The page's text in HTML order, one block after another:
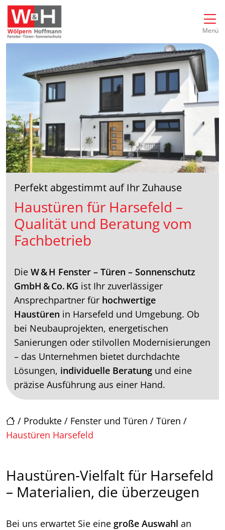
zur Top-Navigation
zur Hauptnavigation
Inhalt springen
zum Footer
Hauptnavigation
Menü
/ Produkte / Fenster und Türen / Türen /
Haustüren Harsefeld
Perfekt abgestimmt auf Ihr Zuhause
Haustüren für Harsefeld –
Qualität und Beratung vom
Fachbetrieb
Die W & H Fenster – Türen – Sonnenschutz
GmbH & Co. KG ist Ihr zuverlässiger
Ansprechpartner für hochwertige
Haustüren in Harsefeld und Umgebung. Ob
bei Neubauprojekten, energetischen
Sanierungen oder stilvollen Modernisierungen
– das Unternehmen bietet durchdachte
Lösungen, individuelle Beratung und eine
präzise Ausführung aus einer Hand.
Haustüren-Vielfalt für Harsefeld
– Materialien, die überzeugen
Bei uns erwartet Sie eine große Auswahl an